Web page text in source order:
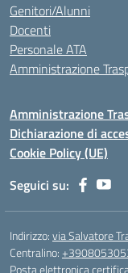
Genitori/Alunni
Docenti
Personale ATA
Amministrazione
Amministrazione
Dichiarazione di
Cookie Policy (UE)
Seguici su:
Indirizzo:via Salvatore
Centralino:
Posta elettronica